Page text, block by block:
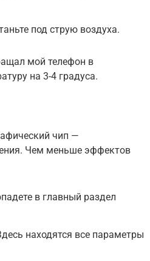
под струю воздуха.
мой телефон в
на 3-4 градуса.
чип —
Чем меньше эффектов
в главный раздел
находятся все параметры